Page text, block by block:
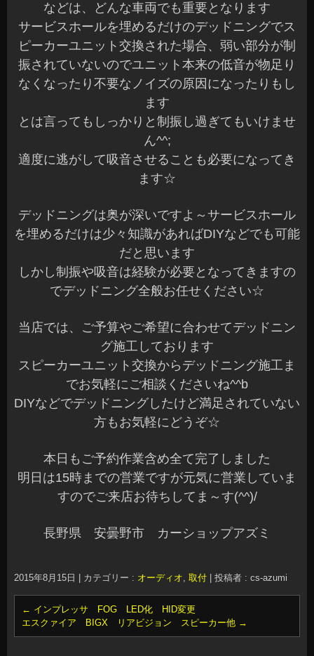
などは、どんな車両でも重要となります
サービスホールを埋めるだけのデッドニングでス
ピーカーユニット交換された場合、弱い部分が制
振されていないのでユニット本来の低音が物足り
なくなったり不要なノイズの原因になったりもし
ます
とは言ってもしっかりと制振し過ぎてもいけませ
ん^^;
適度に逃がして吸音させることも必要になってき
ます☆
デッドニングは奥が深いですよ～サービスホール
を埋めるだけは少々知識があればDIYなどでも可能
だと思います
しかし制振や吸音は経験が必要となってきますの
でデッドニング全般お任せください☆
当店では、ご予算やご希望に合わせてデッドニン
グ施工しております
スピーカーユニット交換からデッドニング施工ま
でお気軽にご相談くださいね^^b
DIYなどでデッドニングしたけど満足されていない
方もお気軽にどうぞ☆
本日もご予約作業含め全て完了しました
明日は15時までの営業ですが元気に営業していま
すのでご来店お待ちしてま～す(^^)/
長野県 安曇野市 カーショップアズミ
2015年8月15日 カテゴリー : オーディオ, 取付 投稿者 : cs-azumi
← インプレッサ FOG LED化 HID変更
エスクァイア BIGX リアビジョン スピーカー他 →